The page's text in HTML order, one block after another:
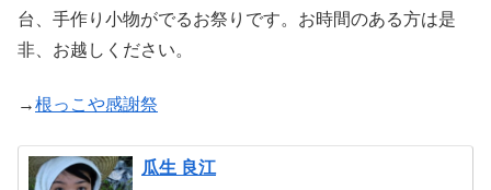
台、手作り小物がでるお祭りです。お時間のある方は是
非、お越しください。
→根っこや感謝祭
瓜生 良江